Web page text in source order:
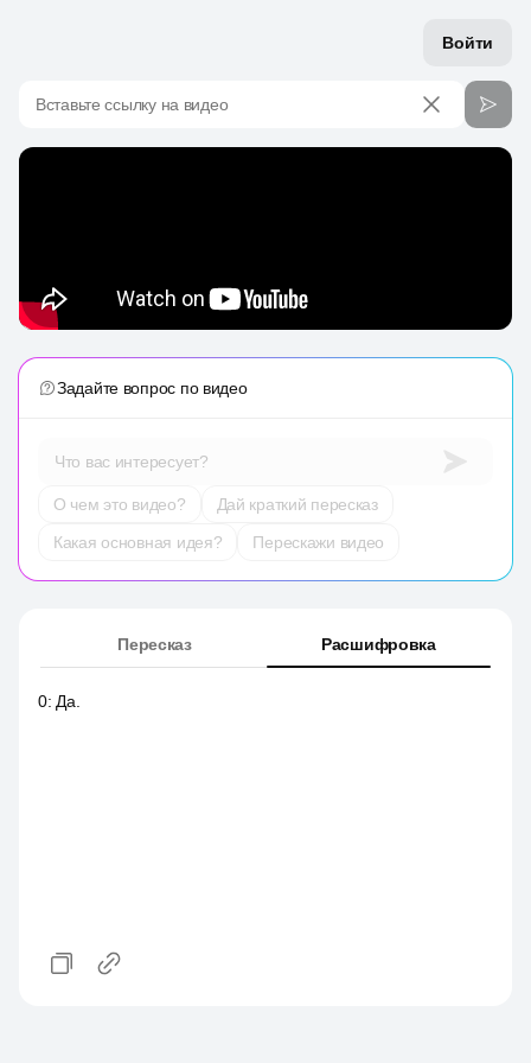
Войти
Вставьте ссылку на видео
Задайте вопрос по видео
Что вас интересует?
О чем это видео?
Дай краткий пересказ
Какая основная идея?
Перескажи видео
Пересказ Расшифровка
0: Да.